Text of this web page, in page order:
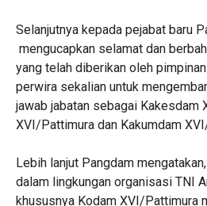
Selanjutnya kepada pejabat baru
mengucapkan selamat dan
yang telah diberikan oleh
perwira sekalian untuk
jawab jabatan sebagai Kakesdam
XVI/Pattimura dan Kakumdam
Lebih lanjut Pangdam
dalam lingkungan organisasi TNI
khususnya Kodam XVI/Pattimura